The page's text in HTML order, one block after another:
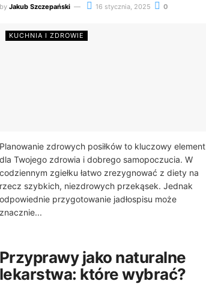
by Jakub Szczepański 16 stycznia, 2025 0
KUCHNIA I ZDROWIE
Planowanie zdrowych posiłków to kluczowy element
dla Twojego zdrowia i dobrego samopoczucia. W
codziennym zgiełku łatwo zrezygnować z diety na
rzecz szybkich, niezdrowych przekąsek. Jednak
odpowiednie przygotowanie jadłospisu może
znacznie...
Przyprawy jako naturalne
lekarstwa: które wybrać?